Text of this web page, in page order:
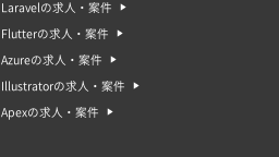
Laravelの求人・案件
Flutterの求人・案件
Azureの求人・案件
Illustratorの求人・案件
Apexの求人・案件